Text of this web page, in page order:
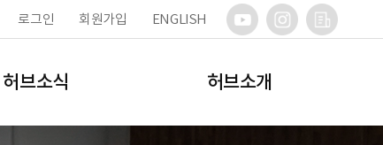
로그인 회원가입 ENGLISH
허브소식 허브소개